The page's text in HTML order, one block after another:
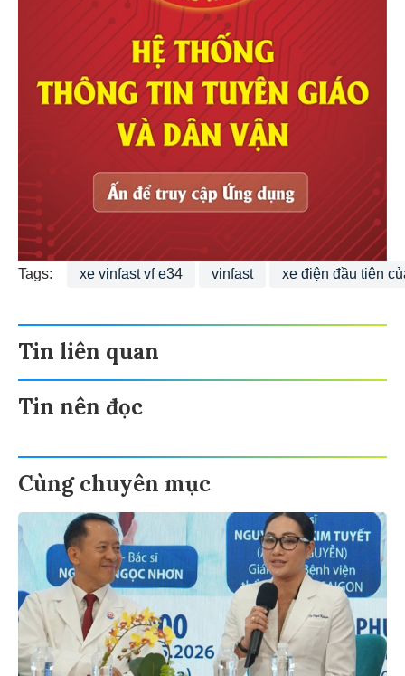
Tags: xe vinfast vf e34 vinfast xe điện đầu tiên
Tin liên quan
Tin nên đọc
Cùng chuyên mục